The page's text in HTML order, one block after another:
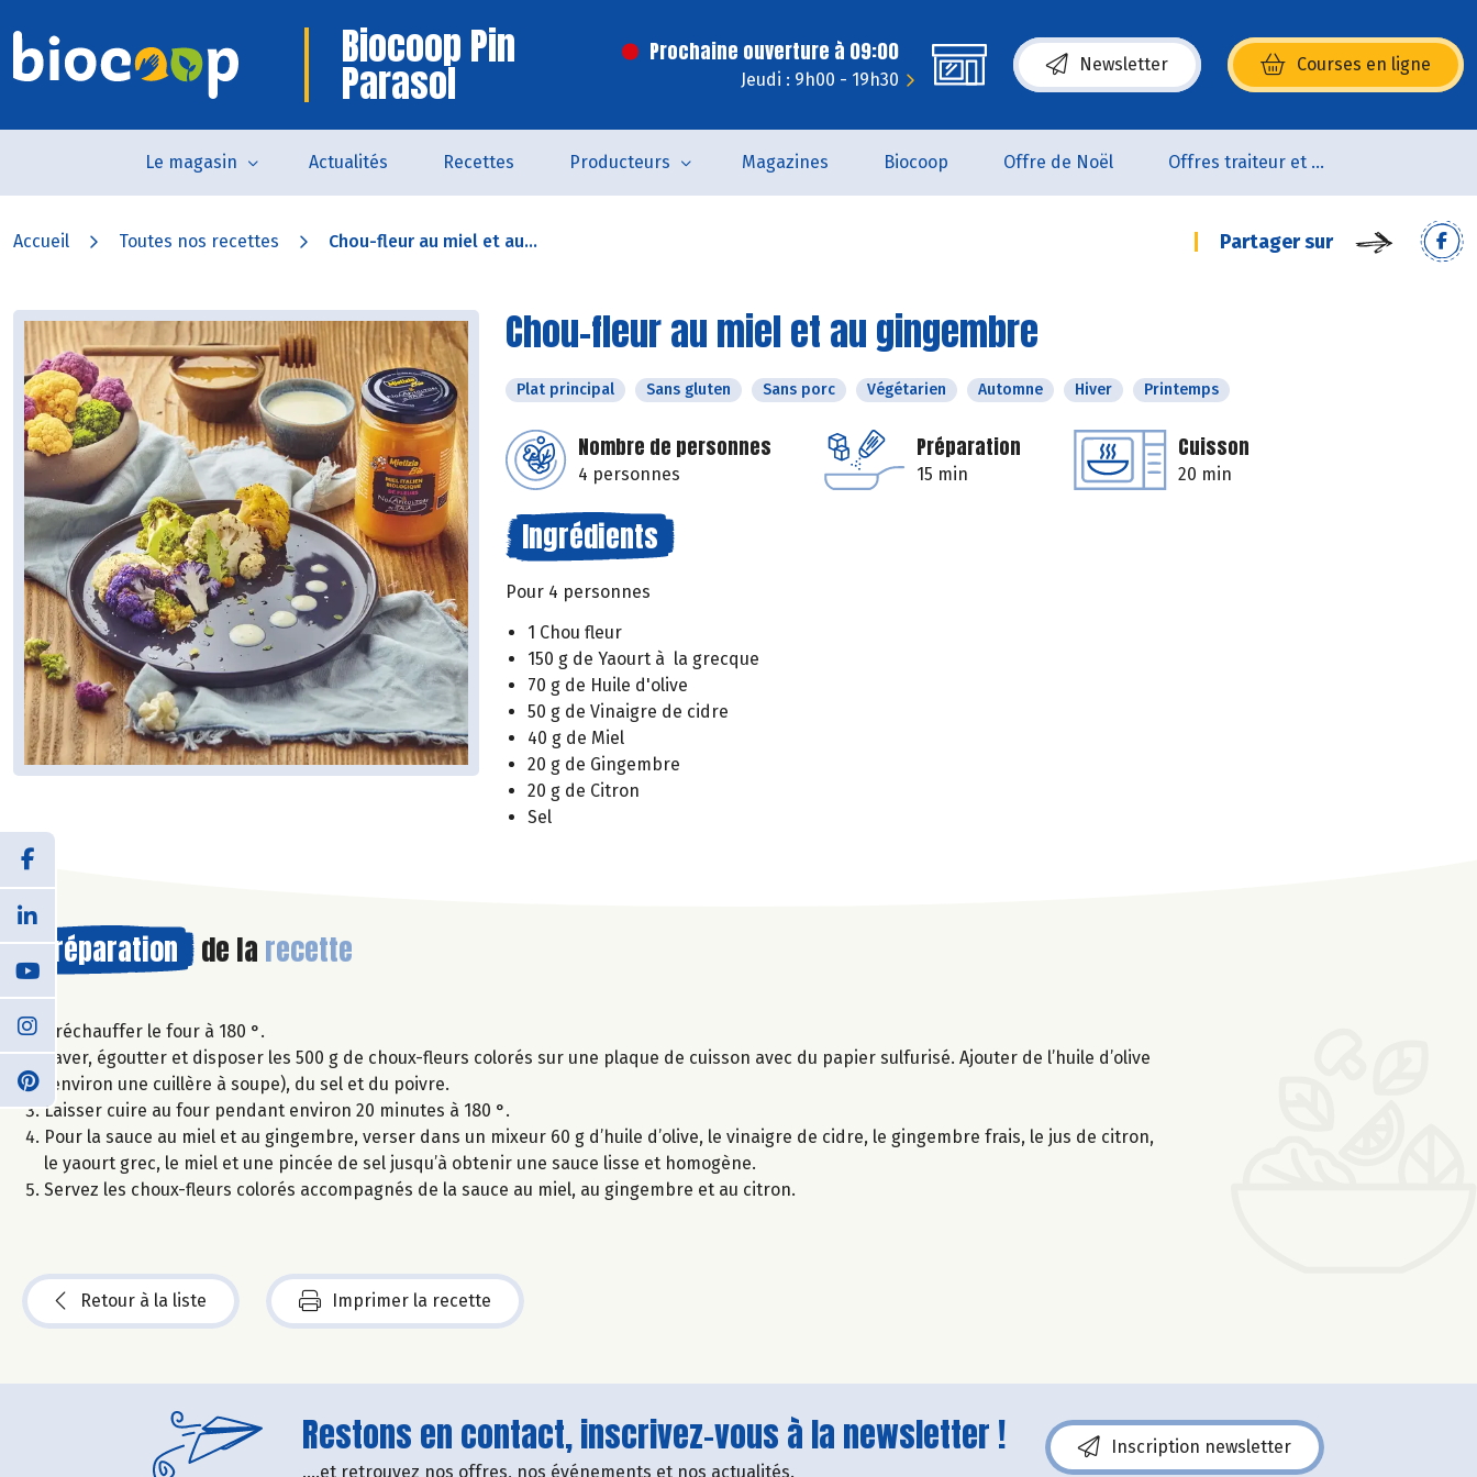
Biocoop Pin
Parasol
Prochaine ouverture à 09:00
Jeudi : 9h00 - 19h30
Newsletter Courses en ligne
(s’ouvre dans une nouvelle fenêtre)
Le magasin Actualités Recettes Producteurs Magazines Biocoop Offre de Noël Offres traiteur et pâtisserie
Accueil Toutes nos recettes Chou-fleur au miel et au... Partager sur
Chou-fleur au miel et au gingembre
Plat principal Sans gluten Sans porc Végétarien Automne Hiver Printemps
Nombre de personnes
4 personnes
Préparation
15 min
Cuisson
20 min
Ingrédients
Pour 4 personnes
1 Chou fleur
150 g de Yaourt à la grecque
70 g de Huile d'olive
50 g de Vinaigre de cidre
40 g de Miel
20 g de Gingembre
20 g de Citron
Sel
Préparation de la recette
Préchauffer le four à 180 °.
Laver, égoutter et disposer les 500 g de choux-fleurs colorés sur une plaque de cuisson avec du papier sulfurisé. Ajouter de l’huile d’olive
(environ une cuillère à soupe), du sel et du poivre.
Laisser cuire au four pendant environ 20 minutes à 180 °.
Pour la sauce au miel et au gingembre, verser dans un mixeur 60 g d’huile d’olive, le vinaigre de cidre, le gingembre frais, le jus de citron,
le yaourt grec, le miel et une pincée de sel jusqu’à obtenir une sauce lisse et homogène.
Servez les choux-fleurs colorés accompagnés de la sauce au miel, au gingembre et au citron.
Retour à la liste Imprimer la recette
Restons en contact, inscrivez-vous à la newsletter !
....et retrouvez nos offres, nos événements et nos actualités.
Inscription newsletter